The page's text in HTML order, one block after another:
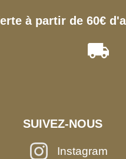
à partir de 60€
SUIVEZ-NOUS
Instagram